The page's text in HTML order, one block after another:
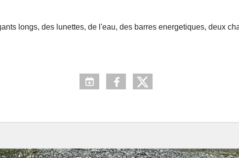
longs, des lunettes, de l'eau, des barres energetiques, deux